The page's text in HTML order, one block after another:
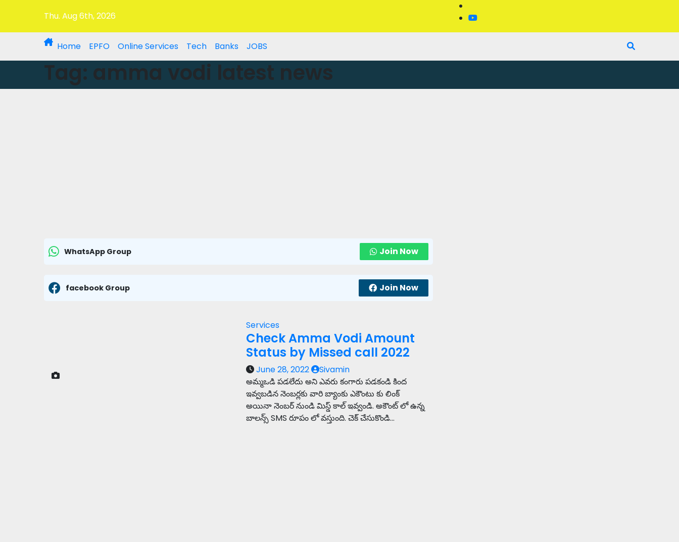
Thu. Aug 6th, 2026
Home EPFO Online Services Tech Banks JOBS
Tag: amma vodi latest news
WhatsApp Group Join Now
facebook Group Join Now
Services
Check Amma Vodi Amount
Status by Missed call 2022
June 28, 2022
Sivamin
అమ్మఒడి పడలేదు అని ఎవరు కంగారు పడకండి కింద
ఇవ్వబడిన నెంబర్లకు వారి బ్యాంకు ఎకౌంటు కు లింక్
అయినా నెంబర్ నుండి మిస్డ్ కాల్ ఇవ్వండి. అకౌంట్ లో ఉన్న
బాలన్స్ SMS రూపం లో వస్తుంది. చెక్ చేసుకొండి…